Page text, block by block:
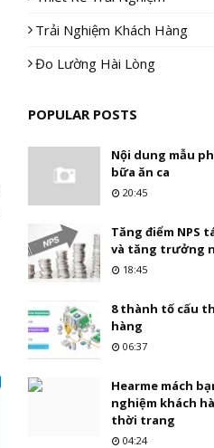
Trải Nghiệm Khách Hàng
Đo Lường Hài Lòng
POPULAR POSTS
Nội dung mẫu
bữa ăn ca
20:45
Tăng điểm NPS
và tăng trưởng
18:45
8 thành tố cấu
hàng
06:37
Hearme mách
nghiệm khách
thời trang
04:24